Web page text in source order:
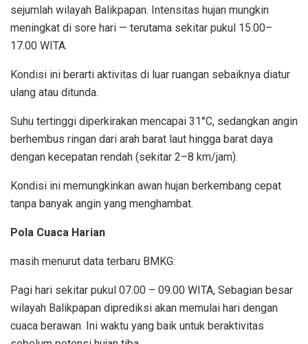
sejumlah wilayah Balikpapan. Intensitas hujan mungkin
meningkat di sore hari — terutama sekitar pukul 15.00–
17.00 WITA.
Kondisi ini berarti aktivitas di luar ruangan sebaiknya diatur
ulang atau ditunda.
Suhu tertinggi diperkirakan mencapai 31°C, sedangkan angin
berhembus ringan dari arah barat laut hingga barat daya
dengan kecepatan rendah (sekitar 2–8 km/jam).
Kondisi ini memungkinkan awan hujan berkembang cepat
tanpa banyak angin yang menghambat.
Pola Cuaca Harian
masih menurut data terbaru BMKG:
Pagi hari sekitar pukul 07.00 – 09.00 WITA, Sebagian besar
wilayah Balikpapan diprediksi akan memulai hari dengan
cuaca berawan. Ini waktu yang baik untuk beraktivitas